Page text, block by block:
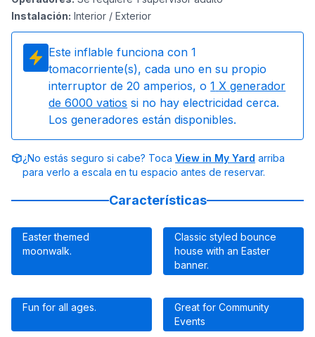
Instalación: Interior / Exterior
Este inflable funciona con 1
tomacorriente(s), cada uno en su propio
interruptor de 20 amperios, o 1 X generador
de 6000 vatios si no hay electricidad cerca.
Los generadores están disponibles.
¿No estás seguro si cabe? Toca View in My Yard arriba
para verlo a escala en tu espacio antes de reservar.
Características
Easter themed
moonwalk.
Classic styled bounce
house with an Easter
banner.
Fun for all ages.
Great for Community
Events